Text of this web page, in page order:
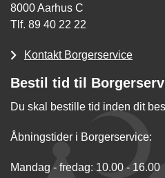
8000 Aarhus C
Tlf. 89 40 22 22
Kontakt Borgerservice
Bestil tid til
Du skal bestille tid inden dit
Åbningstider i Borgerservice:
Mandag - fredag: 10.00 - 16.00